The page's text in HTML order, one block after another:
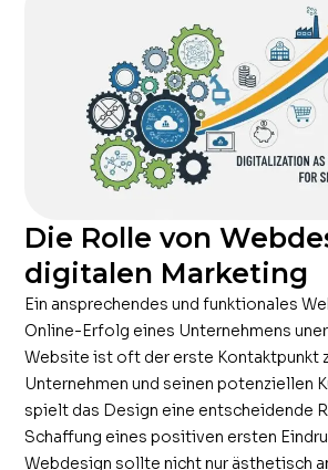
Die Rolle von
digitalen Marketing
Ein ansprechendes und funktionales
Online-Erfolg eines Unternehmens
Website ist oft der erste Kontaktpunkt
Unternehmen und seinen potenziellen
spielt das Design eine entscheidende
Schaffung eines positiven ersten
Webdesign sollte nicht nur ästhetisch